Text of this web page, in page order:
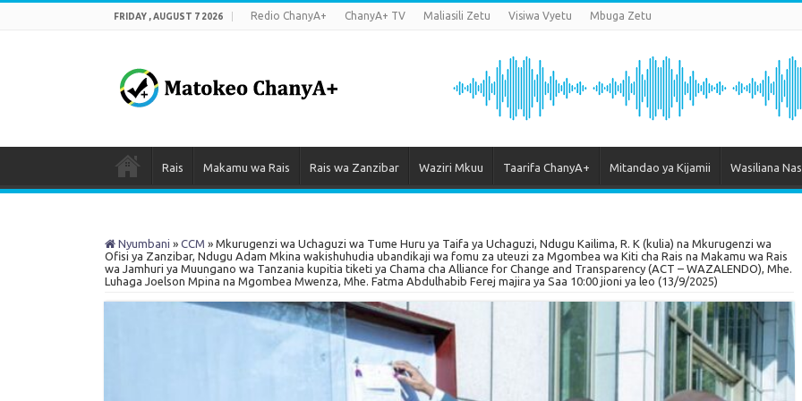
FRIDAY , AUGUST 7 2026 Redio ChanyA+ ChanyA+ TV Maliasili Zetu Visiwa Vyetu Mbuga Zetu
Rais Makamu wa Rais Rais wa Zanzibar Waziri Mkuu Taarifa ChanyA+ Mitandao ya Kijamii Wasiliana
Nyumbani » CCM » Mkurugenzi wa Uchaguzi wa Tume Huru ya Taifa ya Uchaguzi, Ndugu Kailima, R. K (kulia) na Mkurugenzi wa
Ofisi ya Zanzibar, Ndugu Adam Mkina wakishuhudia ubandikaji wa fomu za uteuzi za Mgombea wa Kiti cha Rais na Makamu wa Rais
wa Jamhuri ya Muungano wa Tanzania kupitia tiketi ya Chama cha Alliance for Change and Transparency (ACT – WAZALENDO), Mhe.
Luhaga Joelson Mpina na Mgombea Mwenza, Mhe. Fatma Abdulhabib Ferej majira ya Saa 10:00 jioni ya leo (13/9/2025)